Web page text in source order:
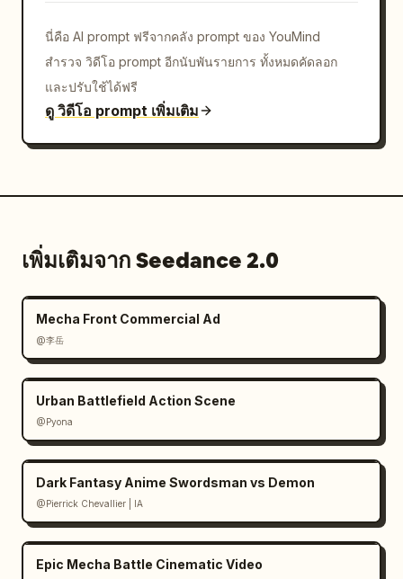
นี่คือ AI prompt ฟรีจากคลัง prompt ของ YouMind
สำรวจ วิดีโอ prompt อีกนับพันรายการ ทั้งหมดคัดลอก
และปรับใช้ได้ฟรี
ดู วิดีโอ prompt เพิ่มเติม
เพิ่มเติมจาก Seedance 2.0
Mecha Front Commercial Ad
@李岳
Urban Battlefield Action Scene
@Pyona
Dark Fantasy Anime Swordsman vs Demon
@Pierrick Chevallier | IA
Epic Mecha Battle Cinematic Video